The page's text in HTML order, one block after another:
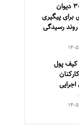
سامانه ۳۰۱۰۰ دیوان
برای پیگیری
رسیدگی
پول